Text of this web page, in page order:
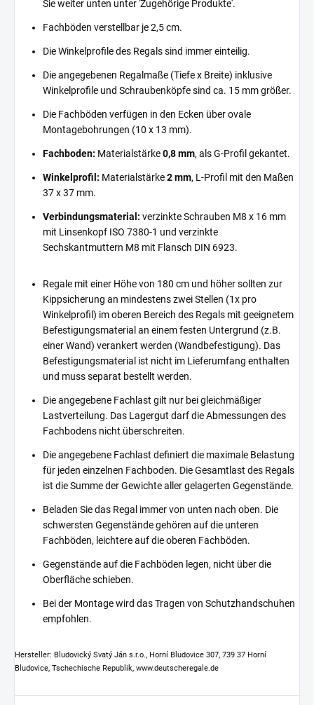
Sie weiter unten unter 'Zugehörige Produkte'.
Fachböden verstellbar je 2,5 cm.
Die Winkelprofile des Regals sind immer einteilig.
Die angegebenen Regalmaße (Tiefe x Breite) inklusive
Winkelprofile und Schraubenköpfe sind ca. 15 mm größer.
Die Fachböden verfügen in den Ecken über ovale
Montagebohrungen (10 x 13 mm).
Fachboden: Materialstärke0,8 mm, als G-Profil gekantet.
Winkelprofil: Materialstärke2 mm, L-Profil mit den Maßen
37 x 37 mm.
Verbindungsmaterial: verzinkte Schrauben M8 x 16 mm
mit Linsenkopf ISO 7380-1 und verzinkte
Sechskantmuttern M8 mit Flansch DIN 6923.
Regale mit einer Höhe von 180 cm und höher sollten zur
Kippsicherung an mindestens zwei Stellen (1x pro
Winkelprofil) im oberen Bereich des Regals mit geeignetem
Befestigungsmaterial an einem festen Untergrund (z.B.
einer Wand) verankert werden (Wandbefestigung). Das
Befestigungsmaterial ist nicht im Lieferumfang enthalten
und muss separat bestellt werden.
Die angegebene Fachlast gilt nur bei gleichmäßiger
Lastverteilung. Das Lagergut darf die Abmessungen des
Fachbodens nicht überschreiten.
Die angegebene Fachlast definiert die maximale Belastung
für jeden einzelnen Fachboden. Die Gesamtlast des Regals
ist die Summe der Gewichte aller gelagerten Gegenstände.
Beladen Sie das Regal immer von unten nach oben. Die
schwersten Gegenstände gehören auf die unteren
Fachböden, leichtere auf die oberen Fachböden.
Gegenstände auf die Fachböden legen, nicht über die
Oberfläche schieben.
Bei der Montage wird das Tragen von Schutzhandschuhen
empfohlen.
Hersteller: Bludovický Svatý Ján s.r.o., Horní Bludovice 307, 739 37 Horní
Bludovice, Tschechische Republik, www.deutscheregale.de